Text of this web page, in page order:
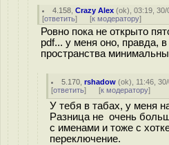
4.158 ,Crazy Alex (ok), 03:19, 30/
[ответить] [к модератору]
Ровно пока не открыто
pdf... у меня оно, правда,
пространства
5.170 ,rshadow (ok), 11:46,
[ответить] [к модератору]
У тебя в табах, у меня
Разница не очень
с именами и тоже с
переключение.